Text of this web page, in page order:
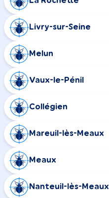
Livry-sur-Seine
Melun
Vaux-le-Pénil
Collégien
Mareuil-lès-Meaux
Meaux
Nanteuil-lès-Meaux